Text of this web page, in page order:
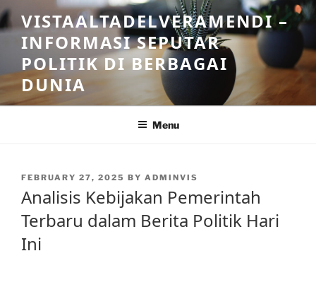
Skip
to
content
VISTAALTADELVERAMENDI –
INFORMASI SEPUTAR
POLITIK DI BERBAGAI
DUNIA
Menu
POSTED
FEBRUARY 27, 2025 BY ADMINVIS
Analisis Kebijakan Pemerintah
Terbaru dalam Berita Politik Hari
Ini